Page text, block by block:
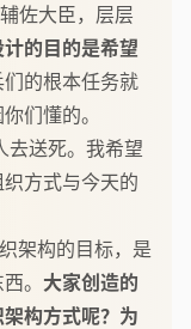
佐大臣，层层
的目的是希望
们的根本任务就
们懂的。
去送死。我希望
方式与今天的
架构的目标，是
。 大家创造的
构方式呢？为